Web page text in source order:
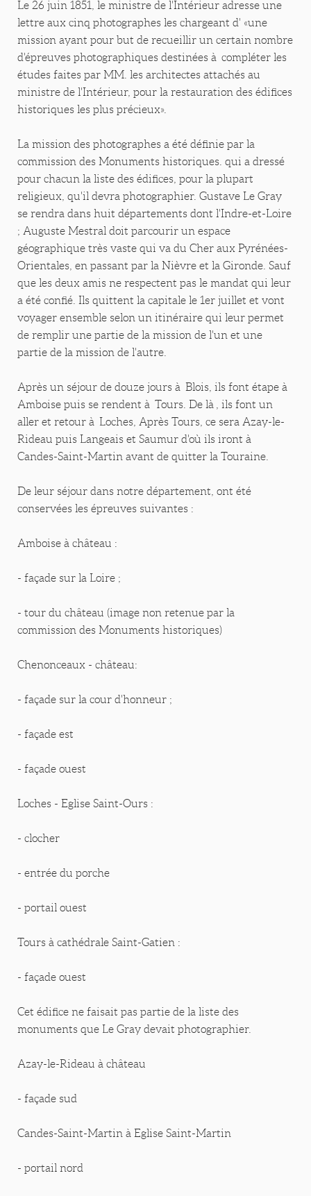
Le 26 juin 1851, le ministre de l'Intérieur adresse une
lettre aux cinq photographes les chargeant d' «une
mission ayant pour but de recueillir un certain nombre
d'épreuves photographiques destinées à compléter les
études faites par MM. les architectes attachés au
ministre de l'Intérieur, pour la restauration des édifices
historiques les plus précieux».
La mission des photographes a été définie par la
commission des Monuments historiques. qui a dressé
pour chacun la liste des édifices, pour la plupart
religieux, qu'il devra photographier. Gustave Le Gray
se rendra dans huit départements dont l'Indre-et-Loire
; Auguste Mestral doit parcourir un espace
géographique très vaste qui va du Cher aux Pyrénées-
Orientales, en passant par la Nièvre et la Gironde. Sauf
que les deux amis ne respectent pas le mandat qui leur
a été confié. Ils quittent la capitale le 1er juillet et vont
voyager ensemble selon un itinéraire qui leur permet
de remplir une partie de la mission de l'un et une
partie de la mission de l'autre.
Après un séjour de douze jours à Blois, ils font étape à
Amboise puis se rendent à Tours. De là , ils font un
aller et retour à Loches, Après Tours, ce sera Azay-le-
Rideau puis Langeais et Saumur d'où ils iront à
Candes-Saint-Martin avant de quitter la Touraine.
De leur séjour dans notre département, ont été
conservées les épreuves suivantes :
Amboise à château :
- façade sur la Loire ;
- tour du château (image non retenue par la
commission des Monuments historiques)
Chenonceaux - château:
- façade sur la cour d'honneur ;
- façade est
- façade ouest
Loches - Eglise Saint-Ours :
- clocher
- entrée du porche
- portail ouest
Tours à cathédrale Saint-Gatien :
- façade ouest
Cet édifice ne faisait pas partie de la liste des
monuments que Le Gray devait photographier.
Azay-le-Rideau à château
- façade sud
Candes-Saint-Martin à Eglise Saint-Martin
- portail nord